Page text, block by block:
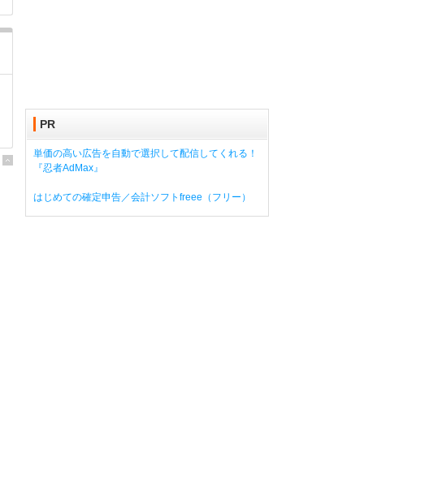
PR
単価の高い広告を自動で選択して配信してくれる！
『忍者AdMax』
はじめての確定申告／会計ソフトfreee（フリー）